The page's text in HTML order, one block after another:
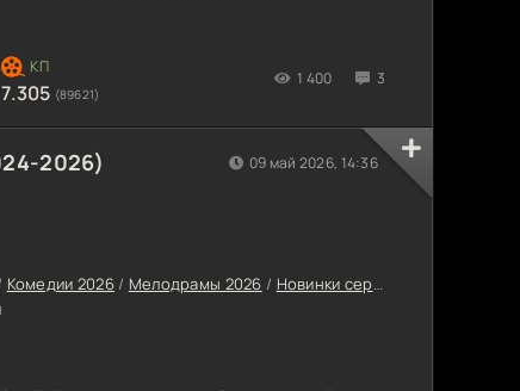
7.305 (89621)
1 400 3
2026)
Комедии 2026/ Мелодрамы 2026 / Новинки сериалов 2026
09 май 2026, 14:36